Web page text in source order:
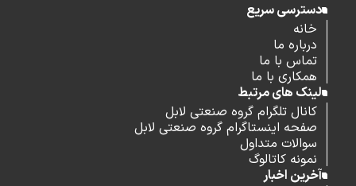
دسترسی سریع
خانه
درباره ما
تماس با ما
همکاری با ما
لینک های مرتبط
کانال تلگرام گروه صنعتی لابل
صفحه اینستاگرام گروه صنعتی لابل
سوالات متداول
نمونه کاتالوگ
آخرین اخبار